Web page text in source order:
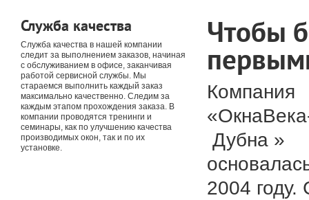
Служба качества
Служба качества в нашей компании
следит за выполнением заказов, начиная
с обслуживанием в офисе, заканчивая
работой сервисной службы. Мы
стараемся выполнить каждый заказ
максимально качественно. Следим за
каждым этапом прохождения заказа. В
компании проводятся тренинги и
семинары, как по улучшению качества
производимых окон, так и по их
установке.
Чтобы
Компания
Дубна »
2004 году.